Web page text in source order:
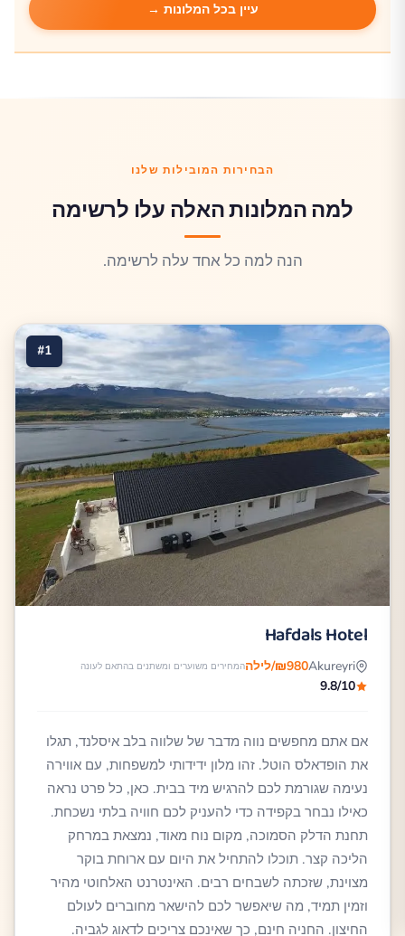
עיין בכל המלונות →
הבחירות המובילות שלנו
למה המלונות האלה עלו לרשימה
הנה למה כל אחד עלה לרשימה.
#1
Hafdals Hotel
Akureyri₪980/לילה המחירים משוערים ומשתנים בהתאם לעונה
9.8/10
אם אתם מחפשים נווה מדבר של שלווה בלב איסלנד, תגלו
את הופדאלס הוטל. זהו מלון ידידותי למשפחות, עם אווירה
נעימה שגורמת לכם להרגיש מיד בבית. כאן, כל פרט נראה
כאילו נבחר בקפידה כדי להעניק לכם חוויה בלתי נשכחת.
תחנת הדלק הסמוכה, מקום נוח מאוד, נמצאת במרחק
הליכה קצר. תוכלו להתחיל את היום עם ארוחת בוקר
מצוינת, שזכתה לשבחים רבים. האינטרנט האלחוטי מהיר
וזמין תמיד, מה שיאפשר לכם להישאר מחוברים לעולם
החיצון. החניה חינם, כך שאינכם צריכים לדאוג לגביה.